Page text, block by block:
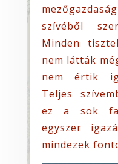
szívéből
Minden
nem látták
nem értik
Teljes
ez a sok
egyszer
mindezek